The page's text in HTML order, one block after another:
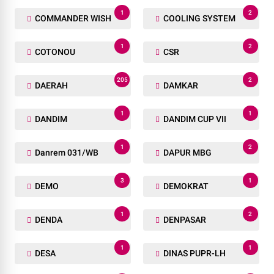
COMMANDER WISH
1
COOLING SYSTEM
2
COTONOU
1
CSR
2
DAERAH
205
DAMKAR
2
DANDIM
1
DANDIM CUP VII
1
Danrem 031/WB
1
DAPUR MBG
2
DEMO
3
DEMOKRAT
1
DENDA
1
DENPASAR
2
DESA
1
DINAS PUPR-LH
1